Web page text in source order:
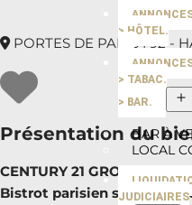
> HÔTEL.
> TABAC.
> BAR.
BAR À
LOCAL
JUDICIAIRES
PORTES DE PARIS | 92 -
Présentation du
CENTURY 21 GROUPE
Bistrot parisien situé aux